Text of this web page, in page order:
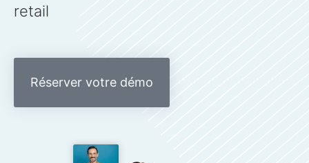
retail
Réserver votre démo